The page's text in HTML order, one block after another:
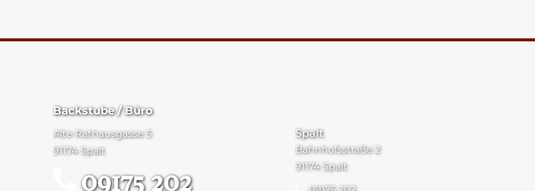
Backstube / Büro
Alte Rathausgasse 5
91174 Spalt
09175 202
Spalt
Bahnhofsstraße 2
91174 Spalt